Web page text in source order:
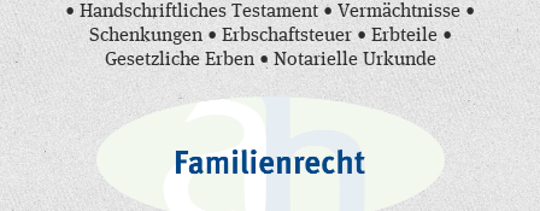
• Handschriftliches Testament • Vermächtnisse •
Schenkungen • Erbschaftsteuer • Erbteile •
Gesetzliche Erben • Notarielle Urkunde